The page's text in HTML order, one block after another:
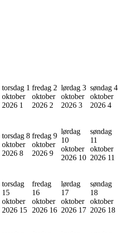
torsdag 1
oktober
2026 1
fredag 2
oktober
2026 2
lørdag 3
oktober
2026 3
søndag 4
oktober
2026 4
torsdag 8
oktober
2026 8
fredag 9
oktober
2026 9
lørdag
10
oktober
2026 10
søndag
11
oktober
2026 11
torsdag
15
oktober
2026 15
fredag
16
oktober
2026 16
lørdag
17
oktober
2026 17
søndag
18
oktober
2026 18